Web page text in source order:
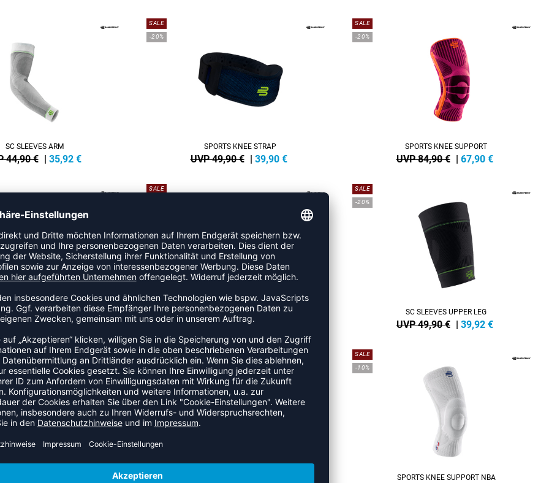
SC SLEEVES ARM
44,90 € | 35,92 €
SALE
-20%
SPORTS KNEE STRAP
UVP 49,90 € | 39,90 €
SALE
-20%
SPORTS KNEE SUPPORT
UVP 84,90 € | 67,90 €
KNEE SUPPORT NBA
89,90 € |71,85 €
SALE
SPORTS COMPRESSION KNEE SUPPORT
UVP 44,90 € |
SALE
-20%
SC SLEEVES UPPER LEG
UVP 49,90 € | 39,92 €
SALE
-20%
SALE
-10%
SPORTS KNEE SUPPORT NBA